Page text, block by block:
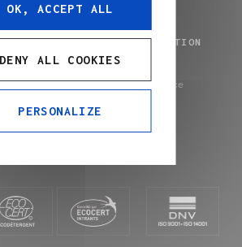
UNITÉ DE PRODUCTION
Route de Cahors
46100 Cambes | France
OK, ACCEPT ALL
DENY ALL COOKIES
PERSONALIZE